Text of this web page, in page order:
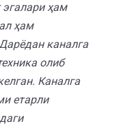
эгалари ҳам
ҳам
каналга
олиб
Каналга
етарли